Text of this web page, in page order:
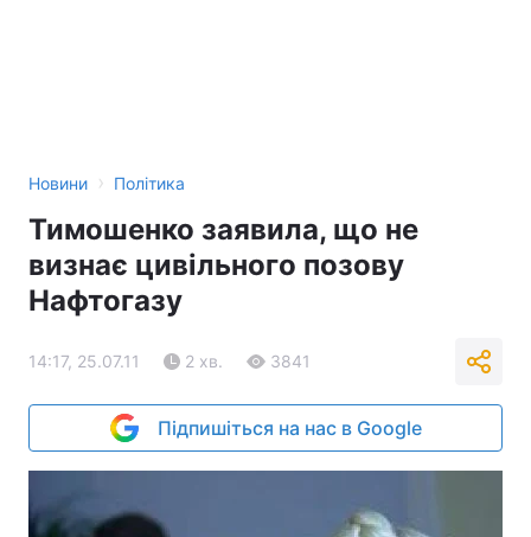
Новини › Політика
Тимошенко заявила, що не
визнає цивільного позову
Нафтогазу
14:17, 25.07.11 2 хв. 3841
Підпишіться на нас в Google